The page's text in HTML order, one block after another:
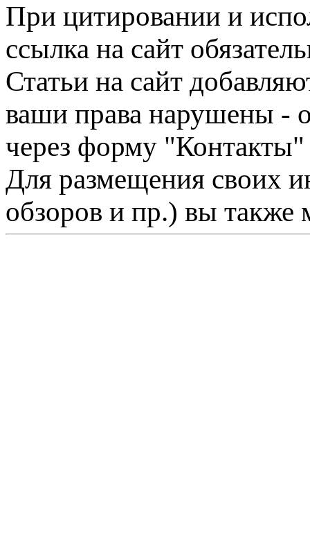
При цитировании и
ссылка на сайт
Статьи на сайт
ваши права нарушены -
через форму "Контакты"
Для размещения своих
обзоров и пр.) вы также